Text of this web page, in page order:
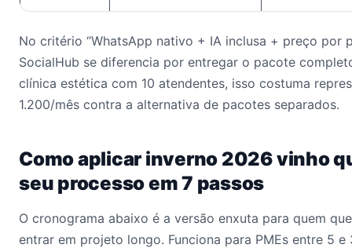
No critério “WhatsApp nativo + IA inclusa + preço por
SocialHub se diferencia por entregar o pacote
clínica estética com 10 atendentes, isso costuma
1.200/mês contra a alternativa de pacotes separados.
Como aplicar inverno 2026 vinho
seu processo em 7 passos
O cronograma abaixo é a versão enxuta para quem
entrar em projeto longo. Funciona para PMEs entre 5 e